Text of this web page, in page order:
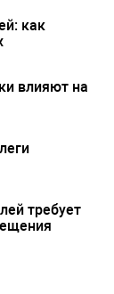
как
влияют на
требует